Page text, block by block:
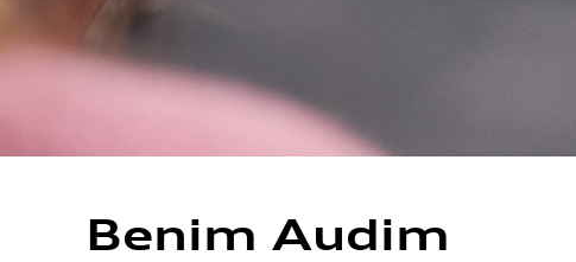
Benim Audim